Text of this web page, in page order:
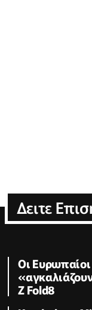
Δειτε
Οι
Z Fold8